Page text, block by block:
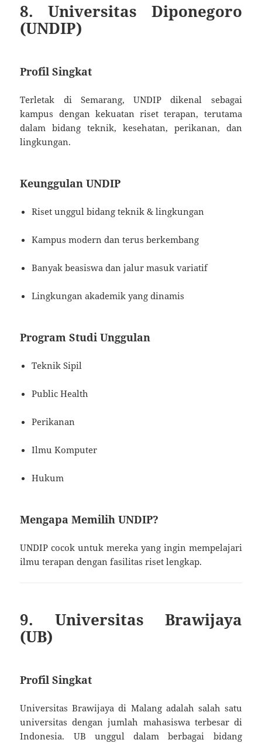
8. Universitas Diponegoro
(UNDIP)
Profil Singkat
Terletak di Semarang, UNDIP dikenal sebagai
kampus dengan kekuatan riset terapan, terutama
dalam bidang teknik, kesehatan, perikanan, dan
lingkungan.
Keunggulan UNDIP
Riset unggul bidang teknik & lingkungan
Kampus modern dan terus berkembang
Banyak beasiswa dan jalur masuk variatif
Lingkungan akademik yang dinamis
Program Studi Unggulan
Teknik Sipil
Public Health
Perikanan
Ilmu Komputer
Hukum
Mengapa Memilih UNDIP?
UNDIP cocok untuk mereka yang ingin mempelajari
ilmu terapan dengan fasilitas riset lengkap.
9. Universitas Brawijaya
(UB)
Profil Singkat
Universitas Brawijaya di Malang adalah salah satu
universitas dengan jumlah mahasiswa terbesar di
Indonesia. UB unggul dalam berbagai bidang